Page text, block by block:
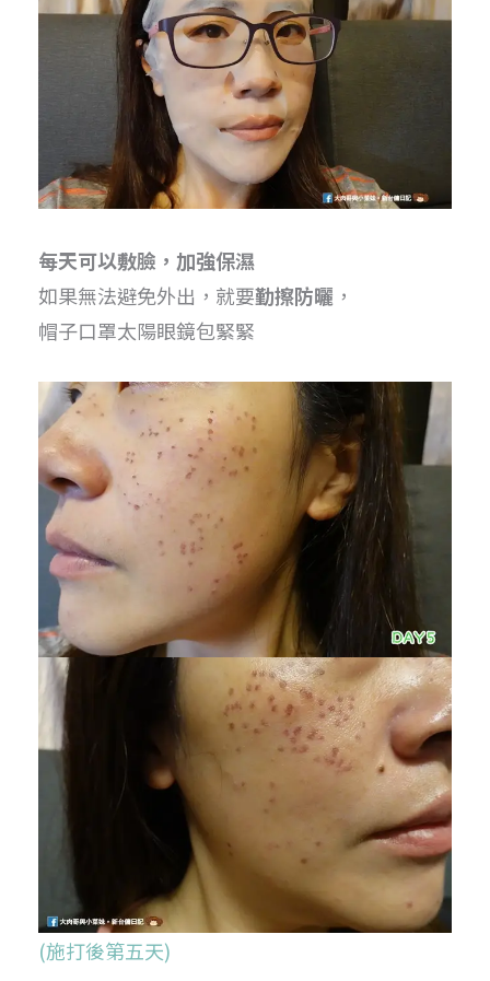
每天可以敷臉，加強保濕
如果無法避免外出，就要勤擦防曬 ，
帽子口罩太陽眼鏡包緊緊
(施打後第五天)